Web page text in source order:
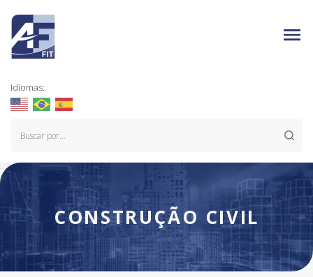
Idiomas:
CONSTRUÇÃO CIVIL